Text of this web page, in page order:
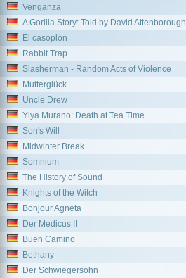
Venganza
A Gorilla Story: Told by David Attenborough
El casoplón
Rabbit Trap
Slasherman - Random Acts of Violence
Mutterglück
Uncle Drew
Yiya Murano: Death at Tea Time
Son's Will
Midwinter Break
Somnium
The History of Sound
Knights of the Witch
Bonjour Agneta
Der Medicus II
Buen Camino
Bethany
Der Schwiegersohn